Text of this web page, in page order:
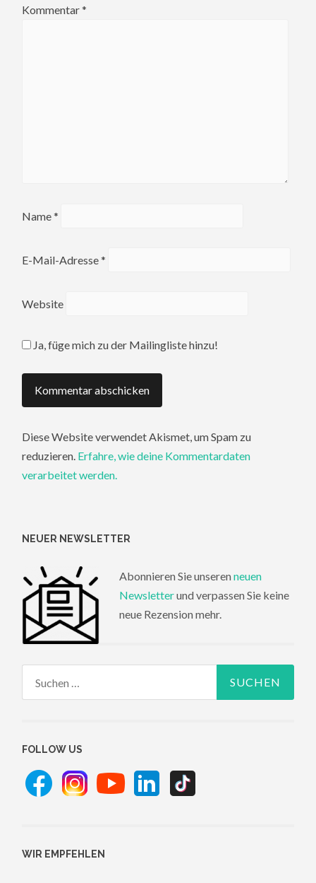
Kommentar*
Name*
E-Mail-Adresse*
Website
Ja, füge mich zu der Mailingliste hinzu!
Diese Website verwendet Akismet, um Spam zu
reduzieren. Erfahre, wie deine Kommentardaten
verarbeitet werden.
NEUER NEWSLETTER
Abonnieren Sie unseren neuen
Newsletterund verpassen Sie keine
neue Rezension mehr.
FOLLOW US
WIR EMPFEHLEN